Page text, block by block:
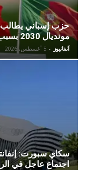
حزب إسباني يطالب
مونديال 2030 بسبب أحداث سبتة
آنفانيوز - 5 أغسطس، 2026
سكاي سبورت:
اجتماع عاجل في